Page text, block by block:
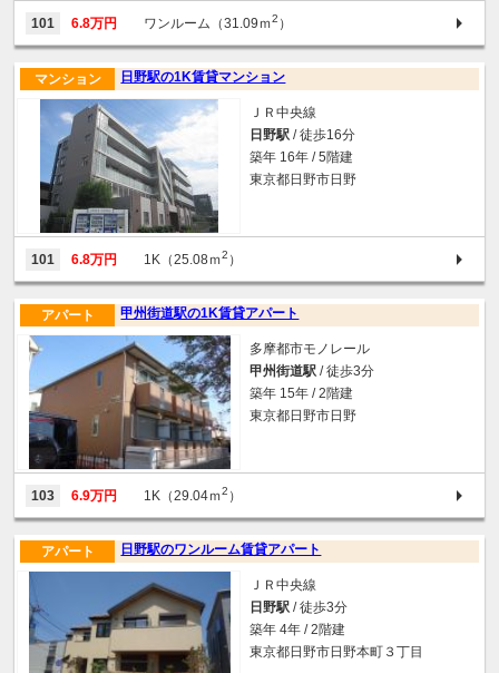
101 6.8万円 ワンルーム（31.09ｍ2 ）
日野駅の1K賃貸マンション
マンション
ＪＲ中央線
日野駅 / 徒歩16分
築年 16年 / 5階建
東京都日野市日野
101 6.8万円 1K（25.08ｍ2 ）
甲州街道駅の1K賃貸アパート
アパート
多摩都市モノレール
甲州街道駅 / 徒歩3分
築年 15年 / 2階建
東京都日野市日野
103 6.9万円 1K（29.04ｍ2 ）
日野駅のワンルーム賃貸アパート
アパート
ＪＲ中央線
日野駅 / 徒歩3分
築年 4年 / 2階建
東京都日野市日野本町３丁目